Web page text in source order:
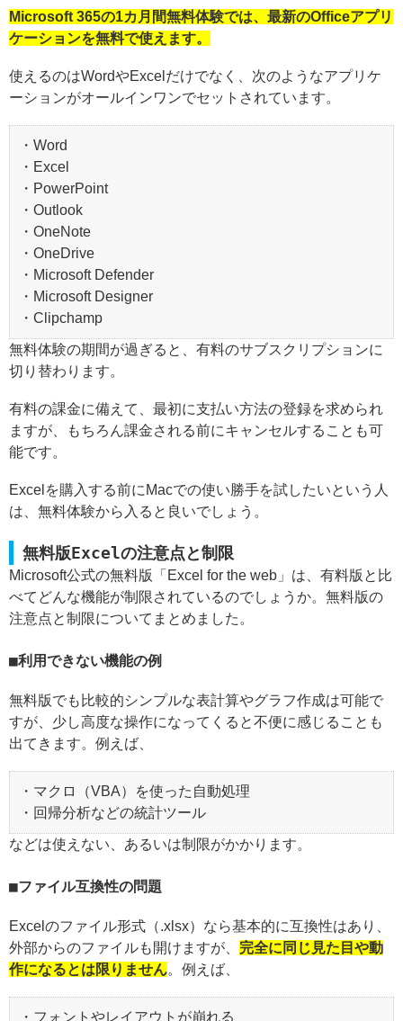
Microsoft 365の1カ月間無料体験では、最新のOfficeアプリ
ケーションを無料で使えます。
使えるのはWordやExcelだけでなく、次のようなアプリケ
ーションがオールインワンでセットされています。
・Word
・Excel
・PowerPoint
・Outlook
・OneNote
・OneDrive
・Microsoft Defender
・Microsoft Designer
・Clipchamp
無料体験の期間が過ぎると、有料のサブスクリプションに
切り替わります。
有料の課金に備えて、最初に支払い方法の登録を求められ
ますが、もちろん課金される前にキャンセルすることも可
能です。
Excelを購入する前にMacでの使い勝手を試したいという人
は、無料体験から入ると良いでしょう。
無料版Excelの注意点と制限
Microsoft公式の無料版「Excel for the web」は、有料版と比
べてどんな機能が制限されているのでしょうか。無料版の
注意点と制限についてまとめました。
利用できない機能の例
無料版でも比較的シンプルな表計算やグラフ作成は可能で
すが、少し高度な操作になってくると不便に感じることも
出てきます。例えば、
・マクロ（VBA）を使った自動処理
・回帰分析などの統計ツール
などは使えない、あるいは制限がかかります。
ファイル互換性の問題
Excelのファイル形式（.xlsx）なら基本的に互換性はあり、
外部からのファイルも開けますが、 完全に同じ見た目や動
作になるとは限りません。例えば、
・フォントやレイアウトが崩れる